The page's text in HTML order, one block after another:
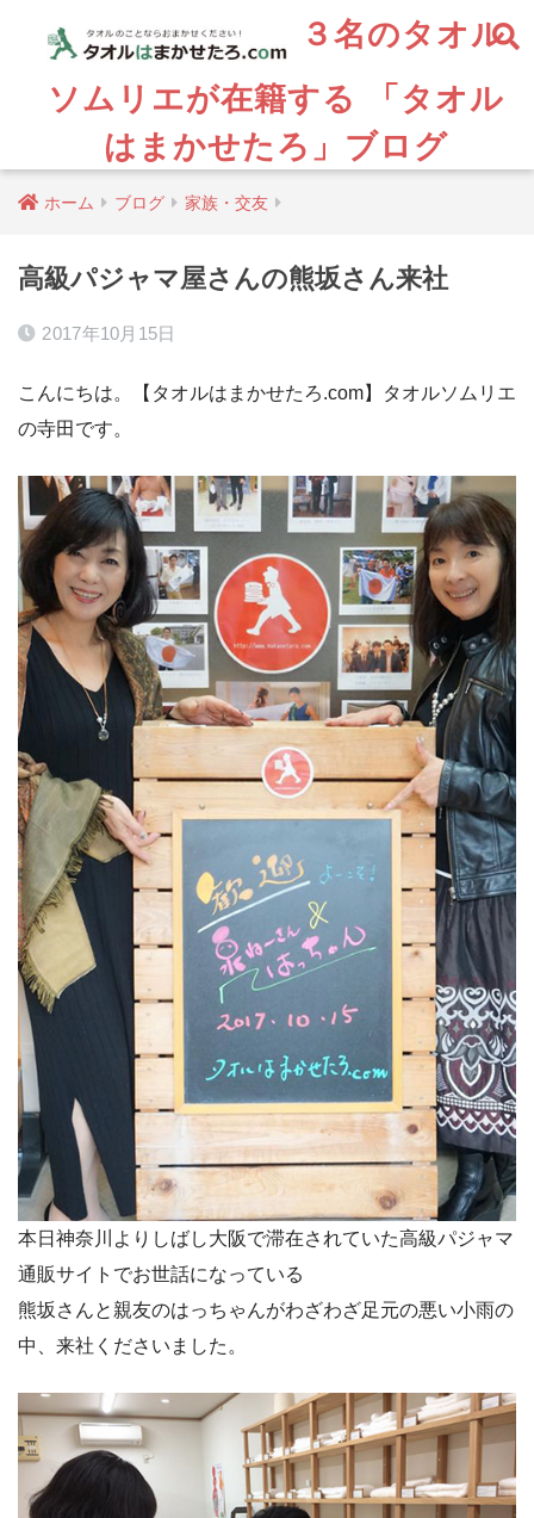
３名のタオル
ソムリエが在籍する 「タオル
はまかせたろ」ブログ
ホーム ブログ 家族・交友
高級パジャマ屋さんの熊坂さん来社
2017年10月15日
こんにちは。【タオルはまかせたろ.com】タオルソムリエ
の寺田です。
本日神奈川よりしばし大阪で滞在されていた高級パジャマ
通販サイトでお世話になっている
熊坂さんと親友のはっちゃんがわざわざ足元の悪い小雨の
中、来社くださいました。